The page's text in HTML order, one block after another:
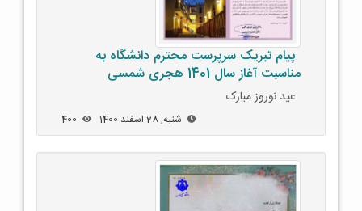
پیام تبریک سرپرست محترم دانشگاه به
مناسبت آغاز سال 1401 هجری شمسی
عید نوروز مبارک
شنبه, 28 اسفند 1400 400